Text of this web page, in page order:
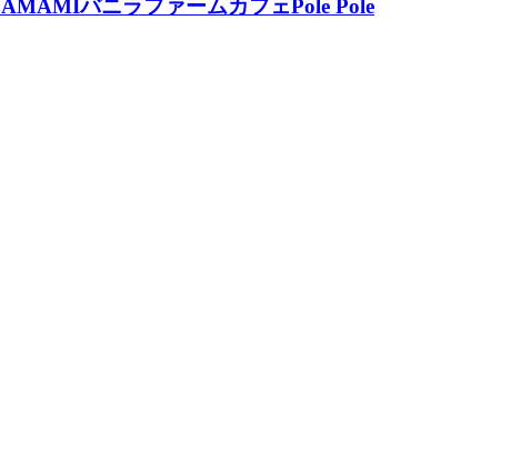
バニラファームカフェPole Pole